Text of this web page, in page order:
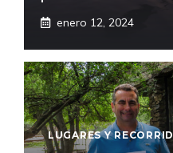
enero 12, 2024
LUGARES Y